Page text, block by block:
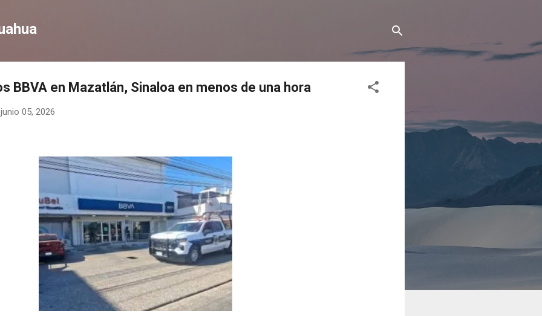
BBVA en Mazatlán, Sinaloa en menos de una hora
junio 05, 2026